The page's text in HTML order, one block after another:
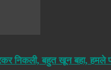
निकली, बहुत खून बहा, हमले